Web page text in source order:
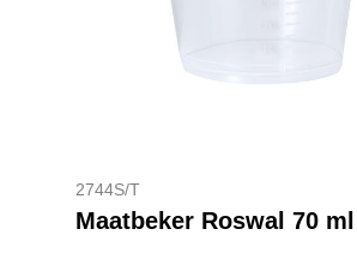
2744S/T
Maatbeker Roswal 70 ml